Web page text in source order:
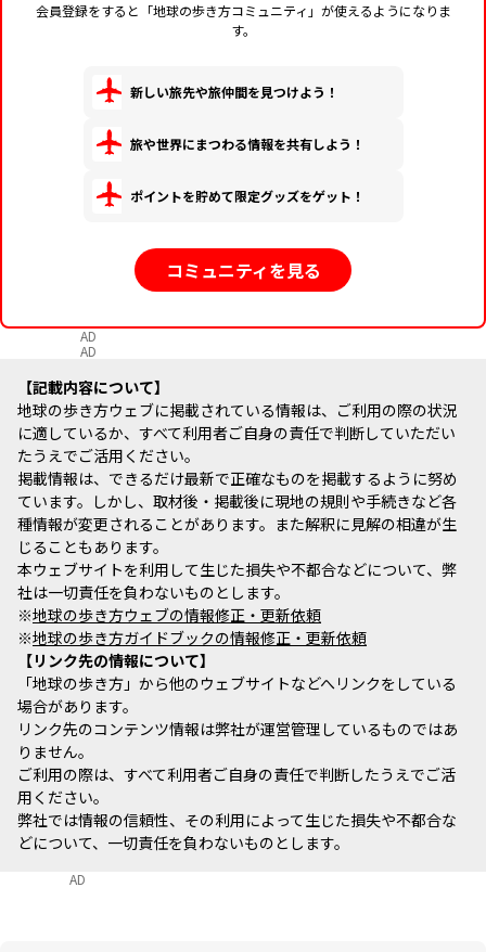
会員登録をすると「地球の歩き方コミュニティ」が使えるようになりま
す。
新しい旅先や旅仲間を見つけよう！
旅や世界にまつわる情報を共有しよう！
ポイントを貯めて限定グッズをゲット！
コミュニティを見る
AD
AD
記載内容について
地球の歩き方ウェブに掲載されている情報は、ご利用の際の状況
に適しているか、すべて利用者ご自身の責任で判断していただい
たうえでご活用ください。
掲載情報は、できるだけ最新で正確なものを掲載するように努め
ています。しかし、取材後・掲載後に現地の規則や手続きなど各
種情報が変更されることがあります。また解釈に見解の相違が生
じることもあります。
本ウェブサイトを利用して生じた損失や不都合などについて、弊
社は一切責任を負わないものとします。
※地球の歩き方ウェブの情報修正・更新依頼
※地球の歩き方ガイドブックの情報修正・更新依頼
リンク先の情報について
「地球の歩き方」から他のウェブサイトなどへリンクをしている
場合があります。
リンク先のコンテンツ情報は弊社が運営管理しているものではあ
りません。
ご利用の際は、すべて利用者ご自身の責任で判断したうえでご活
用ください。
弊社では情報の信頼性、その利用によって生じた損失や不都合な
どについて、一切責任を負わないものとします。
AD